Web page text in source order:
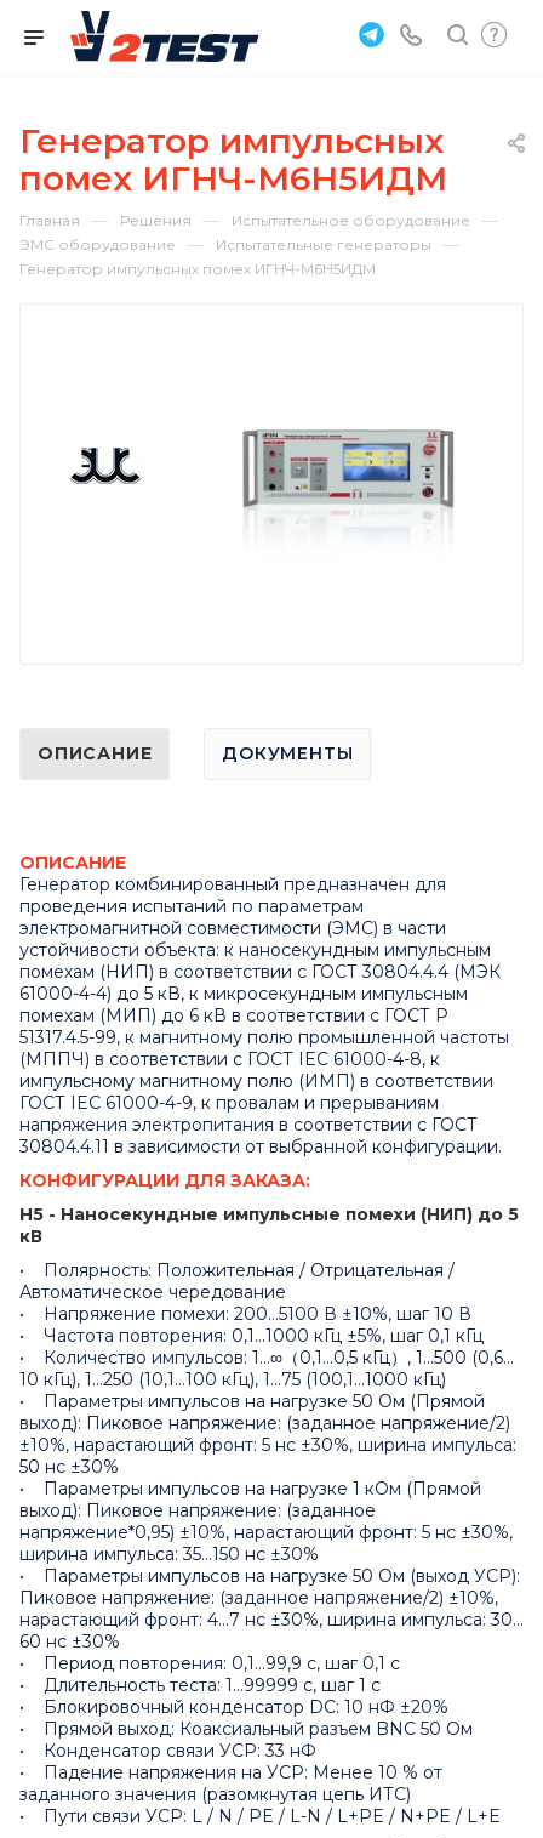
Генератор импульсных
помех ИГНЧ-М6Н5ИДМ
Главная — Решения — Испытательное оборудование —
ЭМС оборудование — Испытательные генераторы —
Генератор импульсных помех ИГНЧ-М6Н5ИДМ
ОПИСАНИЕ ДОКУМЕНТЫ
ОПИСАНИЕ
Генератор комбинированный предназначен для
проведения испытаний по параметрам
электромагнитной совместимости (ЭМС) в части
устойчивости объекта: к наносекундным импульсным
помехам (НИП) в соответствии с ГОСТ 30804.4.4 (МЭК
61000-4-4) до 5 кВ, к микросекундным импульсным
помехам (МИП) до 6 кВ в соответствии с ГОСТ Р
51317.4.5-99, к магнитному полю промышленной частоты
(МППЧ) в соответствии с ГОСТ IEC 61000-4-8, к
импульсному магнитному полю (ИМП) в соответствии
ГОСТ IEC 61000-4-9, к провалам и прерываниям
напряжения электропитания в соответствии с ГОСТ
30804.4.11 в зависимости от выбранной конфигурации.
КОНФИГУРАЦИИ ДЛЯ ЗАКАЗА:
Н5 - Наносекундные импульсные помехи (НИП) до 5
кВ
• Полярность: Положительная / Отрицательная /
Автоматическое чередование
• Напряжение помехи: 200…5100 В ±10%, шаг 10 В
• Частота повторения: 0,1…1000 кГц ±5%, шаг 0,1 кГц
• Количество импульсов: 1…∞（0,1…0,5 кГц）, 1…500 (0,6…
10 кГц), 1…250 (10,1…100 кГц), 1…75 (100,1…1000 кГц)
• Параметры импульсов на нагрузке 50 Ом (Прямой
выход): Пиковое напряжение: (заданное напряжение/2)
±10%, нарастающий фронт: 5 нс ±30%, ширина импульса:
50 нс ±30%
• Параметры импульсов на нагрузке 1 кОм (Прямой
выход): Пиковое напряжение: (заданное
напряжение*0,95) ±10%, нарастающий фронт: 5 нс ±30%,
ширина импульса: 35…150 нс ±30%
• Параметры импульсов на нагрузке 50 Ом (выход УСР):
Пиковое напряжение: (заданное напряжение/2) ±10%,
нарастающий фронт: 4…7 нс ±30%, ширина импульса: 30…
60 нс ±30%
• Период повторения: 0,1…99,9 с, шаг 0,1 с
• Длительность теста: 1…99999 с, шаг 1 с
• Блокировочный конденсатор DC: 10 нФ ±20%
• Прямой выход: Коаксиальный разъем BNC 50 Ом
• Конденсатор связи УСР: 33 нФ
• Падение напряжения на УСР: Менее 10 % от
заданного значения (разомкнутая цепь ИТС)
• Пути связи УСР: L / N / PE / L-N / L+PE / N+PE / L+E